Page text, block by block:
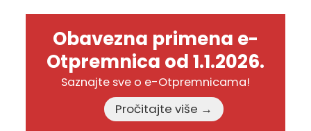
Obavezna primena e-
Otpremnica od 1.1.2026.
Saznajte sve o e-Otpremnicama!
Pročitajte više →